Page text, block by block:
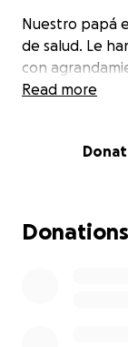
Nuestro papá
de salud. Le
con
hernia
que deteriora
Además de la
exámenes
Read more
Donations